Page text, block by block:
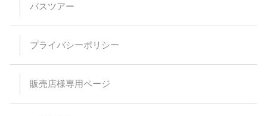
バスツアー
プライバシーポリシー
販売店様専用ページ